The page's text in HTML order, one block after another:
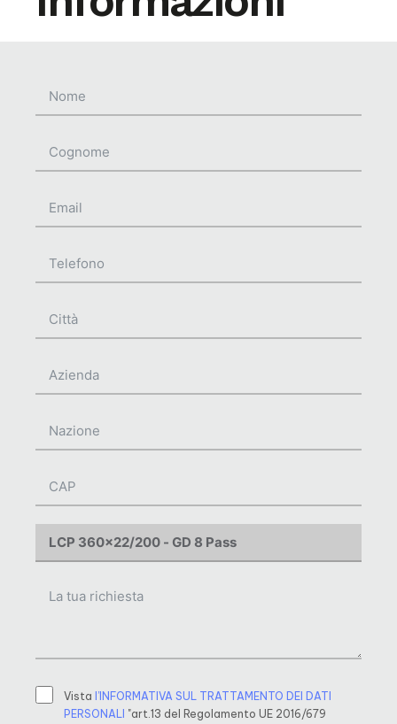
Vista l’INFORMATIVA SUL TRATTAMENTO DEI DATI
PERSONALI "art.13 del Regolamento UE 2016/679